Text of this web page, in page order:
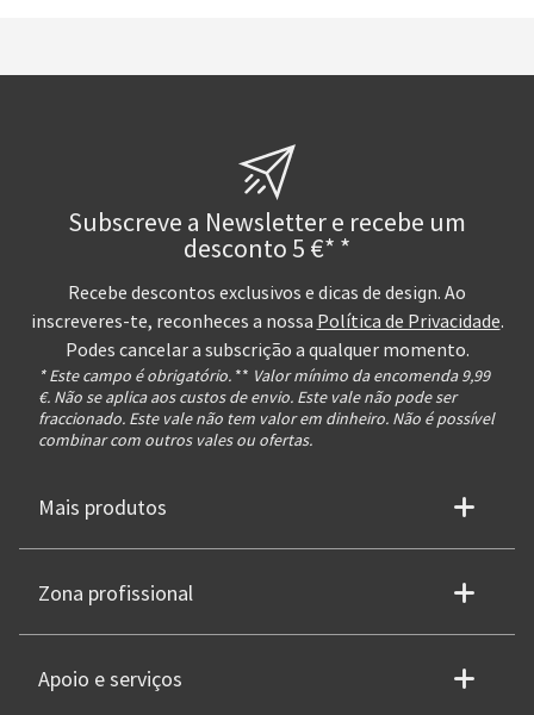
Subscreve a Newsletter e recebe um
desconto 5 €* *
Recebe descontos exclusivos e dicas de design. Ao
inscreveres-te, reconheces a nossa Política de Privacidade.
Podes cancelar a subscrição a qualquer momento.
* Este campo é obrigatório. ** Valor mínimo da encomenda 9,99
€. Não se aplica aos custos de envio. Este vale não pode ser
fraccionado. Este vale não tem valor em dinheiro. Não é possível
combinar com outros vales ou ofertas.
Mais produtos
Zona profissional
Apoio e serviços